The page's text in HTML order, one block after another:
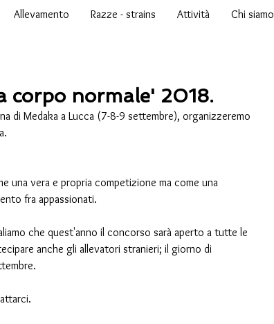
Allevamento Razze - strains Attività Chi siamo
corpo normale' 2018.
di Medaka a Lucca (7-8-9 settembre), organizzeremo
una vera e propria competizione ma come una
fra appassionati.
che quest'anno il concorso sarà aperto a tutte le
anche gli allevatori stranieri; il giorno di